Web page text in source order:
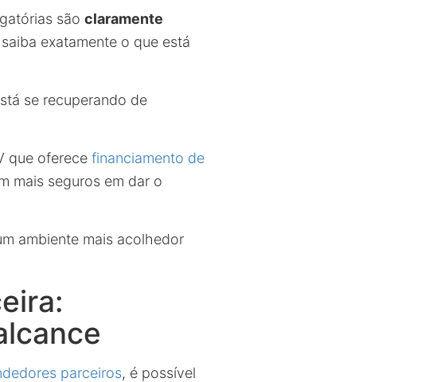
são claramente
exatamente o que está
se recuperando de
que oferece financiamento de
mais seguros em dar o
ambiente mais acolhedor
parceiros, é possível